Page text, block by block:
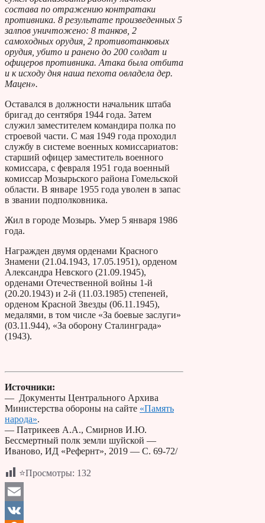
состава по отражению контратаки
противника. 8 результате произведенных 5
залпов уничтожено: 8 танков, 2
самоходных орудия, 2 противотанковых
орудия, убито и ранено до 200 солдат и
офицеров противника. Атака была отбита
и к исходу дня наша пехота овладела дер.
Мацен».
Оставался в должности начальник штаба
бригад до сентября 1944 года. Затем
служил заместителем командира полка по
строевой части. С мая 1949 года проходил
службу в системе военных комиссариатов:
старший офицер заместитель военного
комиссара, с февраля 1951 года военный
комиссар Мозырьского района Гомельской
области. В январе 1955 года уволен в запас
в звании подполковника.
Жил в городе Мозырь. Умер 5 января 1986
года.
Награжден двумя орденами Красного
Знамени (21.04.1943, 17.05.1951), орденом
Александра Невского (21.09.1945),
орденами Отечественной войны 1-й
(20.20.1943) и 2-й (11.03.1985) степеней,
орденом Красной Звезды (06.11.1945),
медалями, в том числе «За боевые заслуги»
(03.11.944), «За оборону Сталинграда»
(1943).
Источники:
— Документы Центрального Архива
Министерства обороны на сайте «Память
народа».
— Патрикеев А.А., Смирнов И.Ю.
Бессмертный полк земли шуйской —
Иваново, ИД «Рефернт», 2019 — С. 69-72/
⭐Просмотры: 132
Email